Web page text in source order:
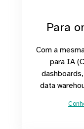
Para
Com a
para IA
data